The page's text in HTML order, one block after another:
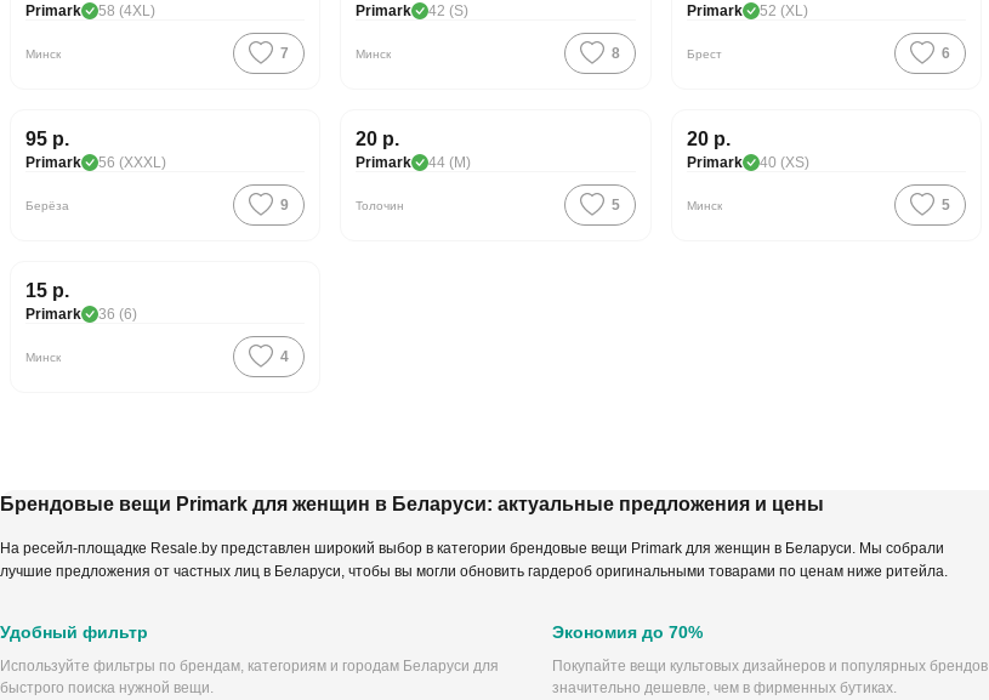
Primark 58 (4XL)
Минск 7
Primark 42 (S)
Минск 8
Primark 52 (XL)
Брест 6
95 р.
Primark 56 (XXXL)
Берёза 9
20 р.
Primark 44 (M)
Толочин 5
20 р.
Primark 40 (XS)
Минск 5
15 р.
Primark 36 (6)
Минск 4
Брендовые вещи Primark для женщин в Беларуси: актуальные предложения и цены
На ресейл-площадке Resale.by представлен широкий выбор в категории брендовые вещи Primark для женщин в Беларуси. Мы собрали
лучшие предложения от частных лиц в Беларуси, чтобы вы могли обновить гардероб оригинальными товарами по ценам ниже ритейла.
Удобный фильтр
Используйте фильтры по брендам, категориям и городам Беларуси для
быстрого поиска нужной вещи.
Экономия до 70%
Покупайте вещи культовых дизайнеров и популярных брендов
значительно дешевле, чем в фирменных бутиках.